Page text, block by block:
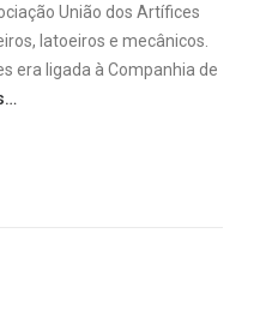
União dos Artífices
latoeiros e mecânicos.
era ligada à Companhia de